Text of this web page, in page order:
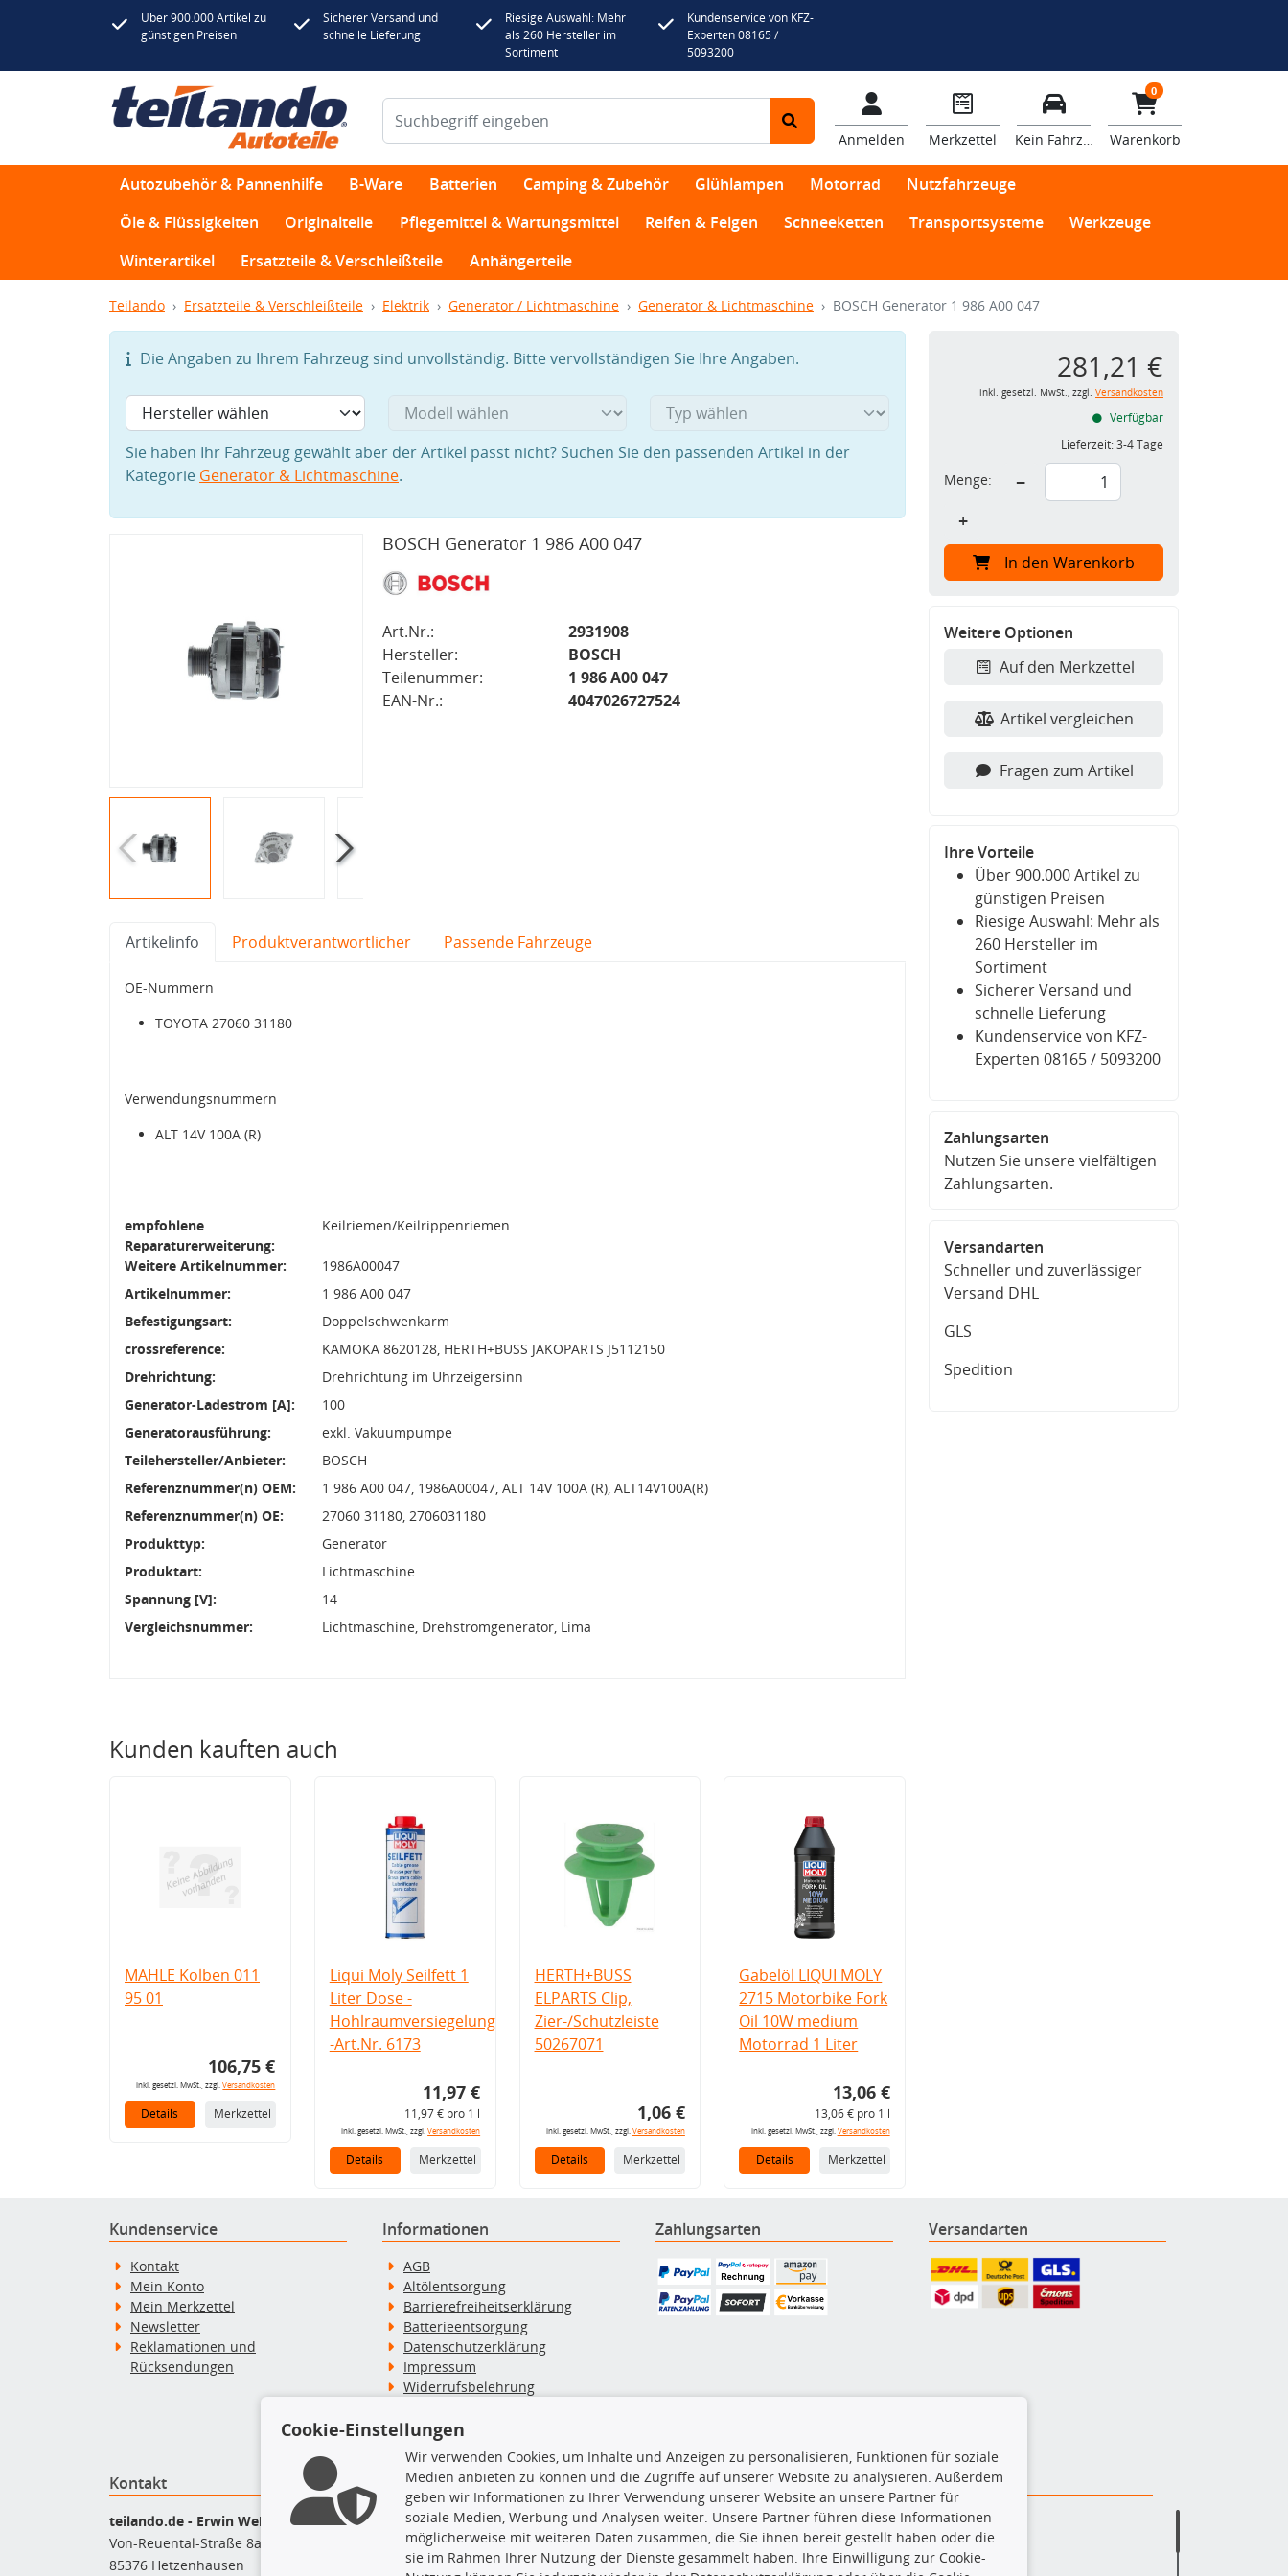
Über 900.000 Artikel zu
günstigen Preisen
Sicherer Versand und
schnelle Lieferung
Riesige Auswahl: Mehr
als 260 Hersteller im
Sortiment
Kundenservice von KFZ-
Experten 08165 /
5093200
Anmelden Merkzettel Kein Fahrzeug
0
Warenkorb
Autozubehör & Pannenhilfe B-Ware Batterien Camping & Zubehör Glühlampen Motorrad
Nutzfahrzeuge
Öle & Flüssigkeiten
Originalteile Pflegemittel & Wartungsmittel Reifen & Felgen Schneeketten Transportsysteme
Werkzeuge
Winterartikel
Ersatzteile & Verschleißteile Anhängerteile
Teilando Ersatzteile & Verschleißteile Elektrik Generator / Lichtmaschine Generator & Lichtmaschine BOSCH Generator 1 986 A00 047
Die Angaben zu Ihrem Fahrzeug sind unvollständig. Bitte vervollständigen Sie Ihre Angaben.
Sie haben Ihr Fahrzeug gewählt aber der Artikel passt nicht? Suchen Sie den passenden Artikel in der
Kategorie Generator & Lichtmaschine.
BOSCH Generator 1 986 A00 047
Art.Nr.:
2931908
Hersteller:
BOSCH
Teilenummer:
1 986 A00 047
EAN-Nr.:
4047026727524
Artikelinfo Produktverantwortlicher Passende Fahrzeuge
OE-Nummern
TOYOTA 27060 31180
Verwendungsnummern
ALT 14V 100A (R)
empfohlene
Reparaturerweiterung:
Keilriemen/Keilrippenriemen
Weitere Artikelnummer:
1986A00047
Artikelnummer:
1 986 A00 047
Befestigungsart:
Doppelschwenkarm
crossreference:
KAMOKA 8620128, HERTH+BUSS JAKOPARTS J5112150
Drehrichtung:
Drehrichtung im Uhrzeigersinn
Generator-Ladestrom [A]:
100
Generatorausführung:
exkl. Vakuumpumpe
Teilehersteller/Anbieter:
BOSCH
Referenznummer(n) OEM:
1 986 A00 047, 1986A00047, ALT 14V 100A (R), ALT14V100A(R)
Referenznummer(n) OE:
27060 31180, 2706031180
Produkttyp:
Generator
Produktart:
Lichtmaschine
Spannung [V]:
14
Vergleichsnummer:
Lichtmaschine, Drehstromgenerator, Lima
Kunden kauften auch
MAHLE Kolben 011
95 01
106,75 €
inkl. gesetzl. MwSt., zzgl.Versandkosten
Details Merkzettel
Liqui Moly Seilfett 1
Liter Dose -
Hohlraumversiegelung
-Art.Nr. 6173
11,97 €
11,97 € pro 1 l
inkl. gesetzl. MwSt., zzgl.Versandkosten
Details Merkzettel
HERTH+BUSS
ELPARTS Clip,
Zier-/Schutzleiste
50267071
1,06 €
inkl. gesetzl. MwSt., zzgl. Versandkosten
Details Merkzettel
Gabelöl LIQUI MOLY
2715 Motorbike Fork
Oil 10W medium
Motorrad 1 Liter
13,06 €
13,06 € pro 1 l
inkl. gesetzl. MwSt., zzgl. Versandkosten
Details Merkzettel
281,21 €
inkl. gesetzl. MwSt., zzgl. Versandkosten
Verfügbar
Lieferzeit:3-4 Tage
Menge:
−
+
In den Warenkorb
Weitere Optionen
Auf den Merkzettel
Artikel vergleichen
Fragen zum Artikel
Ihre Vorteile
Über 900.000 Artikel zu
günstigen Preisen
Riesige Auswahl: Mehr als
260 Hersteller im
Sortiment
Sicherer Versand und
schnelle Lieferung
Kundenservice von KFZ-
Experten 08165 / 5093200
Zahlungsarten
Nutzen Sie unsere vielfältigen
Zahlungsarten.
Versandarten
Schneller und zuverlässiger
Versand DHL
GLS
Spedition
Kundenservice
Kontakt
Mein Konto
Mein Merkzettel
Newsletter
Reklamationen und
Rücksendungen
Informationen
AGB
Altölentsorgung
Barrierefreiheitserklärung
Batterieentsorgung
Datenschutzerklärung
Impressum
Widerrufsbelehrung
Zahlung & Versand
Zahlungsarten Versandarten
Kontakt
teilando.de - Erwin Weber GmbH
Von-Reuental-Straße 8a
85376 Hetzenhausen
Top Produkte
Beleuchtung
Bremsbeläge
Bremsscheiben
TecDoc Inside
Cookie-Einstellungen
Wir verwenden Cookies, um Inhalte und Anzeigen zu personalisieren, Funktionen für soziale
Medien anbieten zu können und die Zugriffe auf unserer Website zu analysieren. Außerdem
geben wir Informationen zu Ihrer Verwendung unserer Website an unsere Partner für
soziale Medien, Werbung und Analysen weiter. Unsere Partner führen diese Informationen
möglicherweise mit weiteren Daten zusammen, die Sie ihnen bereit gestellt haben oder die
sie im Rahmen Ihrer Nutzung der Dienste gesammelt haben. Ihre Einwilligung zur Cookie-